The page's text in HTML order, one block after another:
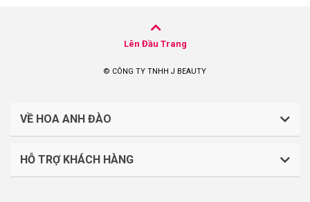
Lên Đầu Trang
© CÔNG TY TNHH J BEAUTY
VỀ HOA ANH ĐÀO
CÔNG TY TNHH J BEAUTY
HỖ TRỢ KHÁCH HÀNG